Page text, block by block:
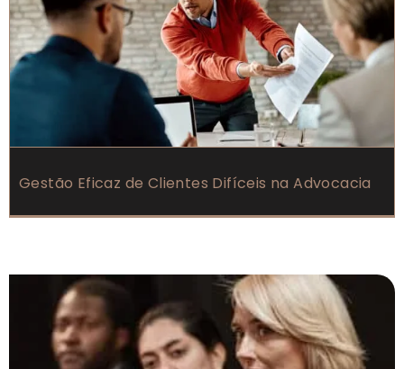
Gestão Eficaz de Clientes Difíceis na Advocacia